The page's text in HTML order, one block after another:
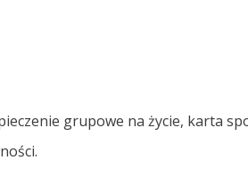
grupowe na życie, karta